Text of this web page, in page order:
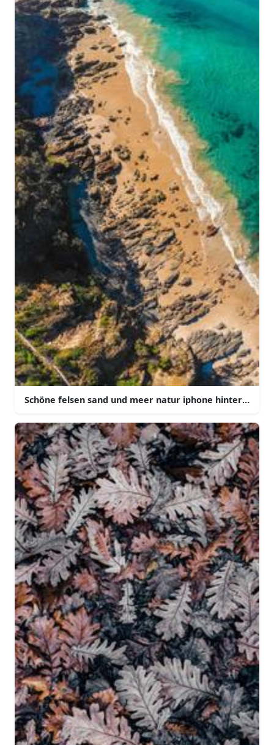
Schöne felsen sand und meer natur iphone hintergrund